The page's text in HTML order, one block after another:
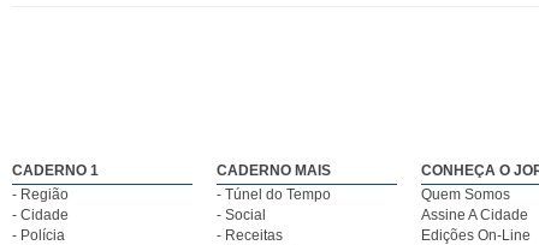
CADERNO 1
- Região
- Cidade
- Polícia
CADERNO MAIS
- Túnel do Tempo
- Social
- Receitas
CONHEÇA O
Quem Somos
Assine A Cidade
Edições On-Line